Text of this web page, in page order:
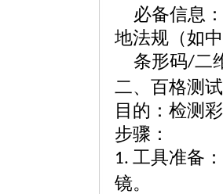
必备信息
地法规（如
条形码/二
二、百格测
目的：检测
步骤：
1. 工具准备
镜。